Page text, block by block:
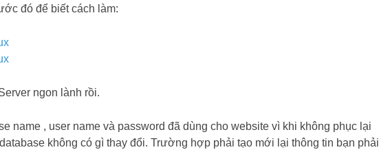
đó để biết cách làm:
ngon lành rồi.
name , user name và password đã dùng cho website vì khi không phục lại
không có gì thay đổi. Trường hợp phải tạo mới lại thông tin bạn phải